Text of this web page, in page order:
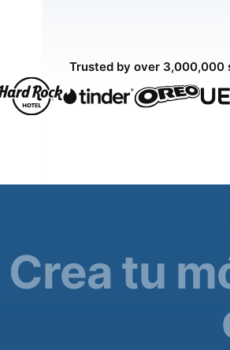
Trusted by over 3,000,000
Crea tu